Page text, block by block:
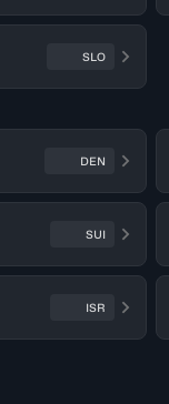
SLO
DEN
SUI
ISR